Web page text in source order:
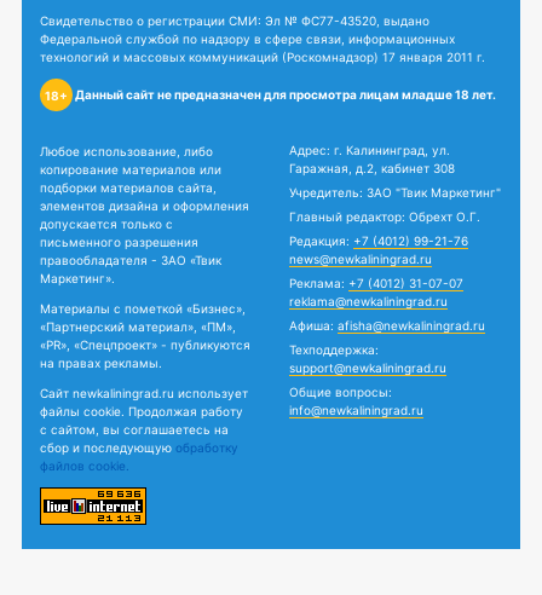
Свидетельство о регистрации СМИ: Эл № ФС77-43520, выдано
Федеральной службой по надзору в сфере связи, информационных
технологий и массовых коммуникаций (Роскомнадзор) 17 января 2011 г.
18+ Данный сайт не предназначен для просмотра лицам младше 18 лет.
Любое использование, либо
копирование материалов или
подборки материалов сайта,
элементов дизайна и оформления
допускается только с
письменного разрешения
правообладателя - ЗАО «Твик
Маркетинг».
Материалы с пометкой «Бизнес»,
«Партнерский материал», «ПМ»,
«PR», «Спецпроект» - публикуются
на правах рекламы.
Сайт newkaliningrad.ru использует
файлы cookie. Продолжая работу
с сайтом, вы соглашаетесь на
сбор и последующую обработку
файлов cookie.
Адрес: г. Калининград, ул.
Гаражная, д.2, кабинет 308
Учредитель: ЗАО "Твик Маркетинг"
Главный редактор: Обрехт О.Г.
Редакция: +7 (4012) 99-21-76
news@newkaliningrad.ru
Реклама: +7 (4012) 31-07-07
reklama@newkaliningrad.ru
Афиша: afisha@newkaliningrad.ru
Техподдержка:
support@newkaliningrad.ru
Общие вопросы:
info@newkaliningrad.ru